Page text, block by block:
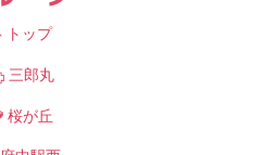
トップ
三郎丸
桜が丘